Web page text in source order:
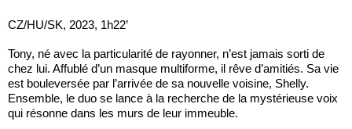
CZ/HU/SK, 2023, 1h22’
Tony, né avec la particularité de rayonner, n’est jamais sorti de
chez lui. Affublé d’un masque multiforme, il rêve d’amitiés. Sa vie
est bouleversée par l’arrivée de sa nouvelle voisine, Shelly.
Ensemble, le duo se lance à la recherche de la mystérieuse voix
qui résonne dans les murs de leur immeuble.